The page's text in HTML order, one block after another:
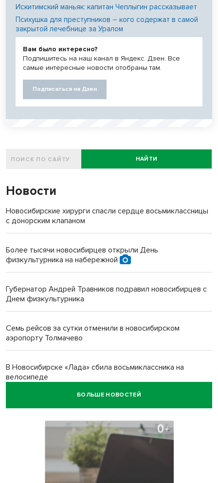
Искитимский маньяк: капитан Чеплыгин рассказывает
Психушка для преступников – кого содержат в самой
закрытой лечебнице за Уралом
Вам было интересно?
Подпишитесь на наш канал в Яндекс. Дзен. Все
самые интересные новости отобраны там.
Подписаться на Дзен
НАЙТИ
Новости
Новосибирские хирурги спасли сердце восьмиклассницы
с донорским клапаном
Более тысячи новосибирцев открыли День
физкультурника на набережной
Губернатор Андрей Травников подравил новосибирцев с
Днем физкультурника
Семь рейсов за сутки отменили в новосибирском
аэропорту Толмачево
В Новосибирске «Лада» сбила восьмиклассника на
велосипеде
Новосибирцам назвали точное количество выходных
Годовалый ребёнок оказался заперт в автомобиле в
БОЛЬШЕ НОВОСТЕЙ